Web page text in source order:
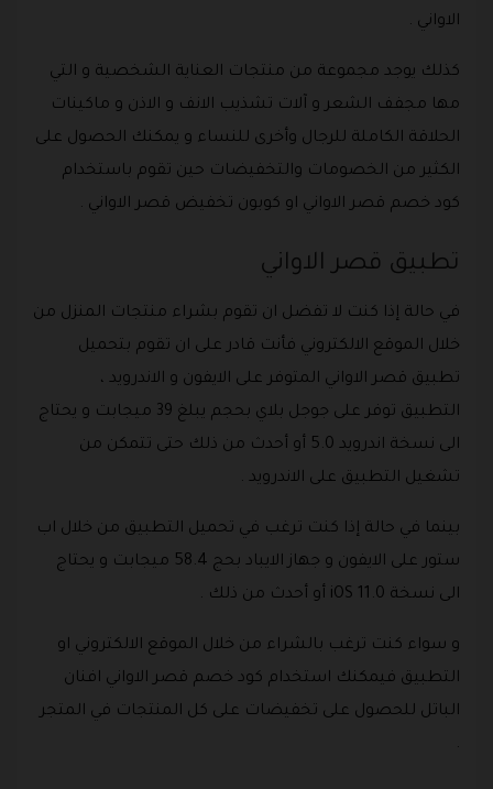
الاواني .
كذلك يوجد مجموعة من منتجات العناية الشخصية و التي
مها مجفف الشعر و آلات تشذيب الانف و الاذن و ماكينات
الحلاقة الكاملة للرجال وأخرى للنساء و يمكنك الحصول على
الكثير من الخصومات والتخفيضات حين تقوم باستخدام
كود خصم قصر الاواني او كوبون تخفيض قصر الاواني .
تطبيق قصر الاواني
في حالة إذا كنت لا تفضل ان تقوم بشراء منتجات المنزل من
خلال الموقع الالكتروني فأنت قادر على ان تقوم بتحميل
تطبيق قصر الاواني المتوفر على الايفون و الاندرويد ،
التطبيق توفر على جوجل بلاي بحجم يبلغ 39 ميجابت و يحتاج
الى نسخة اندرويد 5.0 أو أحدث من ذلك حتى تتمكن من
تشغيل التطبيق على الاندرويد .
بينما في حالة إذا كنت ترغب في تحميل التطبيق من خلال اب
ستور على الايفون و جهاز الايباد بحج 58.4 ميجابت و يحتاج
الى نسخة iOS 11.0 أو أحدث من ذلك .
و سواء كنت ترغب بالشراء من خلال الموقع الالكتروني او
التطبيق فيمكنك استخدام كود خصم قصر الاواني افنان
الباتل للحصول على تخفيضات على كل المنتجات في المتجر
.